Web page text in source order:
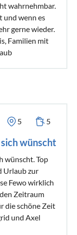
wahrnehmbar.
und wenn es
gerne wieder.
Familien mit
5 5
wünscht
wünscht. Top
Urlaub zur
Fewo wirklich
Zeitraum
die schöne Zeit
und Axel